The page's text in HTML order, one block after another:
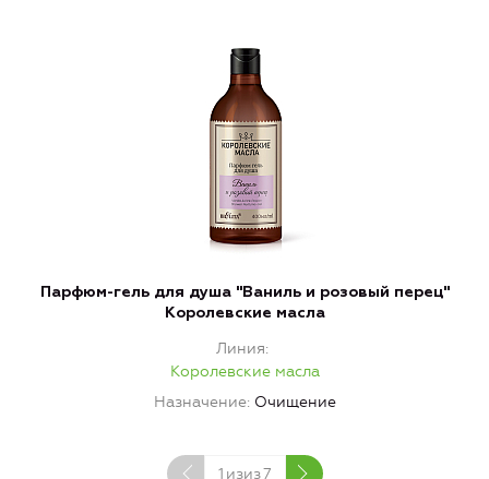
Парфюм-гель для душа "Ваниль и розовый перец"
Королевские масла
Линия
Королевские масла
Назначение Очищение
1 изиз7